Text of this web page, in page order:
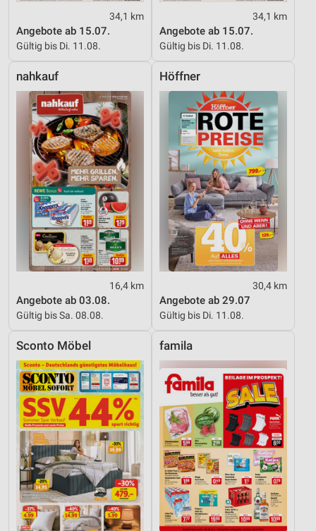
34,1 km
Angebote ab 15.07.
Gültig bis Di. 11.08.
34,1 km
Angebote ab 15.07.
Gültig bis Di. 11.08.
nahkauf
16,4 km
Angebote ab 03.08.
Gültig bis Sa. 08.08.
Höffner
30,4 km
Angebote ab 29.07
Gültig bis Di. 11.08.
Sconto Möbel famila